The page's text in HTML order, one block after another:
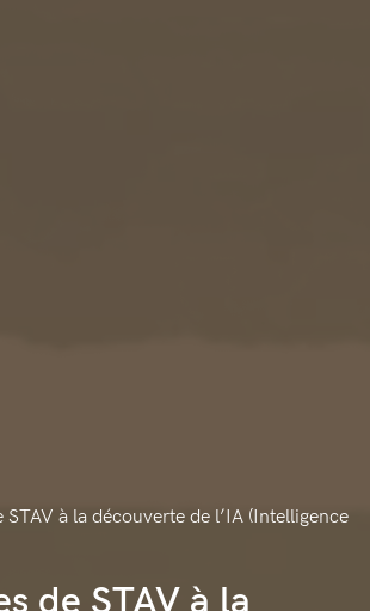
STAV à la découverte de l’IA (Intelligence